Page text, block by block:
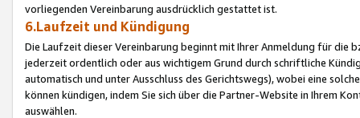
vorliegenden Vereinbarung ausdrücklich gestattet ist.
6.Laufzeit und Kündigung
Die Laufzeit dieser Vereinbarung beginnt mit Ihrer Anmeldung für die
jederzeit ordentlich oder aus wichtigem Grund durch schriftliche
automatisch und unter Ausschluss des Gerichtswegs), wobei eine
können kündigen, indem Sie sich über die Partner-Website in Ihrem
auswählen.